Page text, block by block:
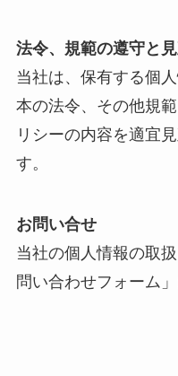
法令、規範の遵守と
当社は、保有する個
本の法令、その他規
リシーの内容を適宜
す。
お問い合せ
当社の個人情報の取
問い合わせフォーム